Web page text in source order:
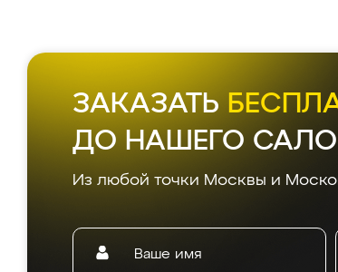
ЗАКАЗАТЬ
ДО НАШЕГО
Из любой точки Москвы и